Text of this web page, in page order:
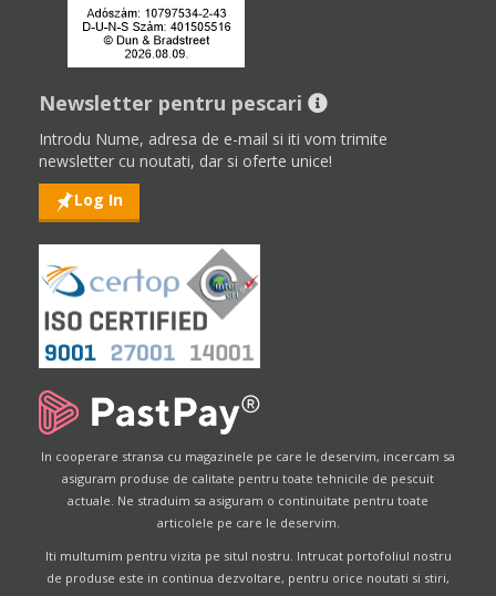
Newsletter pentru pescari
Introdu Nume, adresa de e-mail si iti vom trimite
newsletter cu noutati, dar si oferte unice!
Log In
In cooperare stransa cu magazinele pe care le deservim, incercam sa
asiguram produse de calitate pentru toate tehnicile de pescuit
actuale. Ne straduim sa asiguram o continuitate pentru toate
articolele pe care le deservim.
Iti multumim pentru vizita pe situl nostru. Intrucat portofoliul nostru
de produse este in continua dezvoltare, pentru orice noutati si stiri,